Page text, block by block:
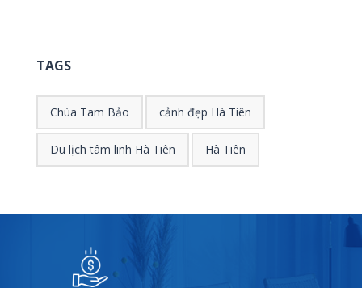
TAGS
Chùa Tam Bảo cảnh đẹp Hà Tiên
Du lịch tâm linh Hà Tiên Hà Tiên